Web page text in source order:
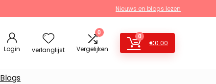
Nieuws en blogs lezen
Login verlanglijst
0
Vergelijken
0
€0.00
Blogs